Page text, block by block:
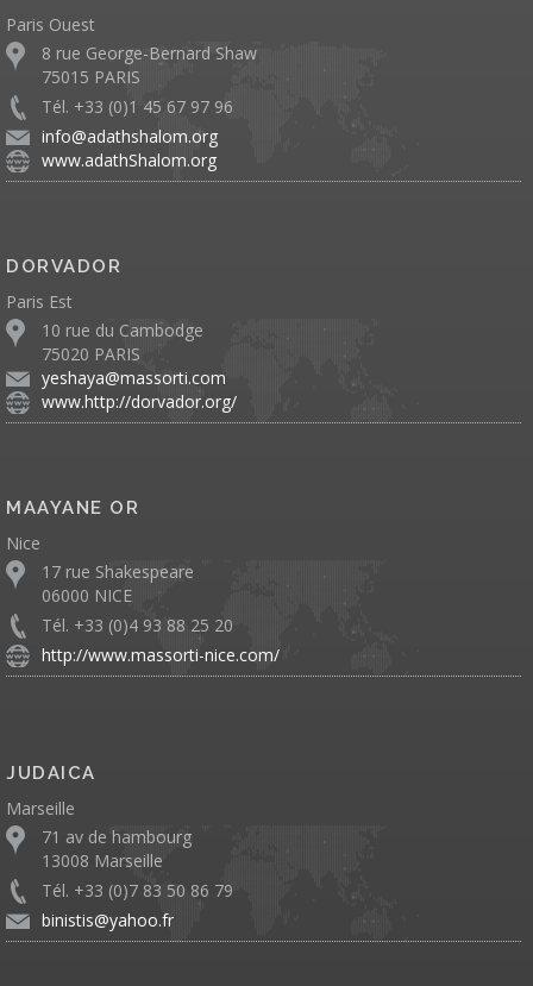
Paris Ouest
8 rue George-Bernard Shaw
75015 PARIS
Tél. +33 (0)1 45 67 97 96
info@adathshalom.org
www.adathShalom.org
DORVADOR
Paris Est
10 rue du Cambodge
75020 PARIS
yeshaya@massorti.com
www.http://dorvador.org/
MAAYANE OR
Nice
17 rue Shakespeare
06000 NICE
Tél. +33 (0)4 93 88 25 20
http://www.massorti-nice.com/
JUDAICA
Marseille
71 av de hambourg
13008 Marseille
Tél. +33 (0)7 83 50 86 79
binistis@yahoo.fr